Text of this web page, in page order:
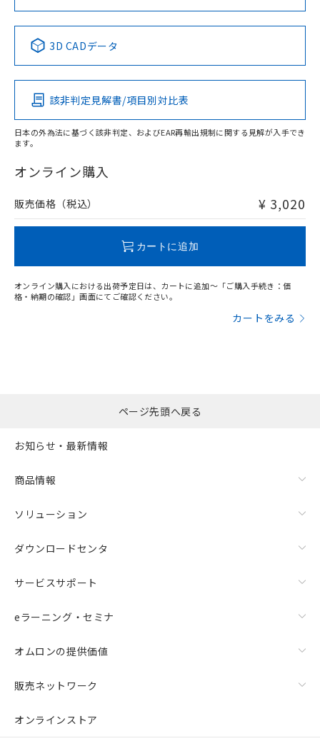
Pb Hg Cd Cr(VI)
O
在庫等で未対応品が混在する可能性があります。
問い合わせください。
3D CADデータ
該非判定見解書/項目別対比表
日本の外為法に基づく該非判定、およびEAR再輸出規制に関する見解が入手でき
ます。
オンライン購入
販売価格（税込） ¥ 3,020
カートに追加
オンライン購入における出荷予定日は、カートに追加～「ご購入手続き：価
格・納期の確認」画面にてご確認ください。
カートをみる
ページ先頭へ戻る
お知らせ・最新情報
商品情報
ソリューション
ダウンロードセンタ
サービスサポート
eラーニング・セミナ
オムロンの提供価値
販売ネットワーク
オンラインストア